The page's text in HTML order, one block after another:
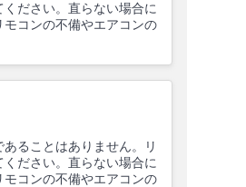
ださい。直らない場合に
コンの不備やエアコンの
ることはありません。リ
ださい。直らない場合に
コンの不備やエアコンの